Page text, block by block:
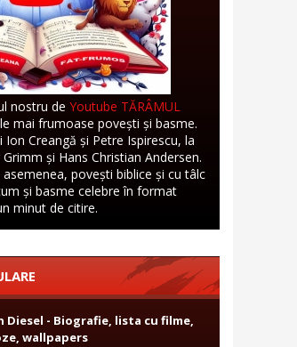
nostru de Youtube TĂRÂMUL
mai frumoase povești și basme.
Ion Creangă și Petre Ispirescu, la
și Hans Christian Andersen.
povești biblice și cu tâlc
și basme celebre în format
minut de citire.
Diesel - Biografie, lista cu filme,
wallpapers